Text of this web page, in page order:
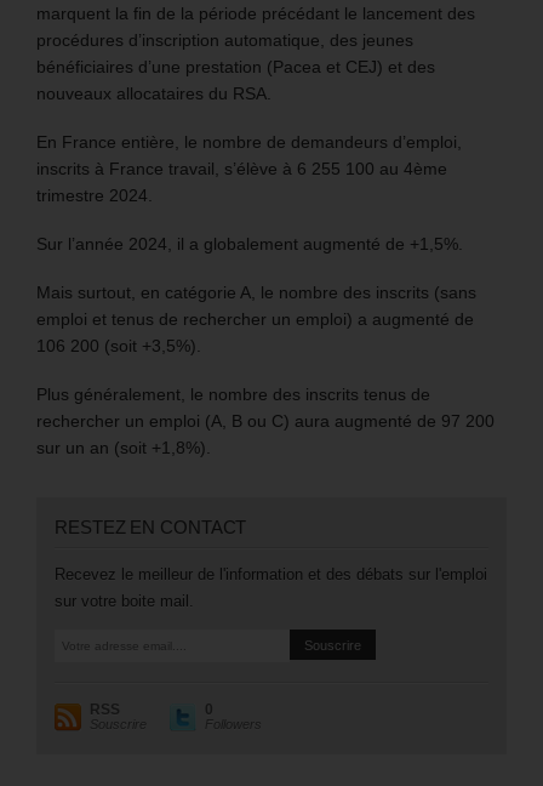
marquent la fin de la période précédant le lancement des
procédures d’inscription automatique, des jeunes
bénéficiaires d’une prestation (Pacea et CEJ) et des
nouveaux allocataires du RSA.
En France entière, le nombre de demandeurs d’emploi,
inscrits à France travail, s’élève à 6 255 100 au 4ème
trimestre 2024.
Sur l’année 2024, il a globalement augmenté de +1,5%.
Mais surtout, en catégorie A, le nombre des inscrits (sans
emploi et tenus de rechercher un emploi) a augmenté de
106 200 (soit +3,5%).
Plus généralement, le nombre des inscrits tenus de
rechercher un emploi (A, B ou C) aura augmenté de 97 200
sur un an (soit +1,8%).
RESTEZ EN CONTACT
Recevez le meilleur de l'information et des débats sur l'emploi
sur votre boite mail.
RSS
Souscrire
0
Followers